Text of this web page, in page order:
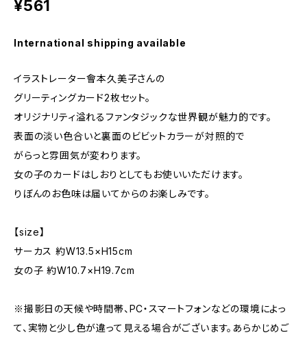
¥561
International shipping available
イラストレーター會本久美子さんの
グリーティングカード2枚セット。
オリジナリティ溢れるファンタジックな世界観が魅力的です。
表面の淡い色合いと裏面のビビットカラーが対照的で
がらっと雰囲気が変わります。
女の子のカードはしおりとしてもお使いいただけます。
りぼんのお色味は届いてからのお楽しみです。
【size】
サーカス 約W13.5×H15cm
女の子 約W10.7×H19.7cm
※撮影日の天候や時間帯、PC・スマートフォンなどの環境によっ
て、実物と少し色が違って見える場合がございます。あらかじめご